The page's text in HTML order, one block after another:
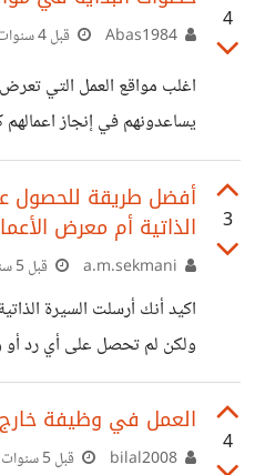
متطلبات
الآلي دعوني أريكم كيف
ليس بالمعنى الحرفي لكننا
الحالية لنكون في أعلى قائمة
4
قبل 4 سنوات
اغلب مواقع العمل التي
يساعدونهم في إنجاز
ذلك. تجدهم عند وضع
أن يكون لديه خبرة مسبقة)
تم إنجازها) وبطبيعة الحال
المبتدئين. فهو بحاجة إلى
يقدم. ومن زاوية أخرى من
الجديدة صاحب افكار
3
أفضل طريقة للحصول
الذاتية أم معرض
قبل 5 سنوات
اكيد أنك أرسلت السيرة
ولكن لم تحصل على أي رد
السبب أو عندك رغبة
الفيديو رح وضح لك
الوصول إلى مقابلة التوظيف.
4
العمل في وظيفة
قبل 5 سنوات